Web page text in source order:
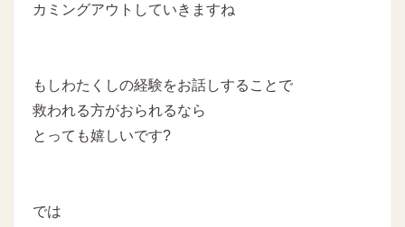
カミングアウトしていきますね
もしわたくしの経験をお話しすることで
救われる方がおられるなら
とっても嬉しいです?
では